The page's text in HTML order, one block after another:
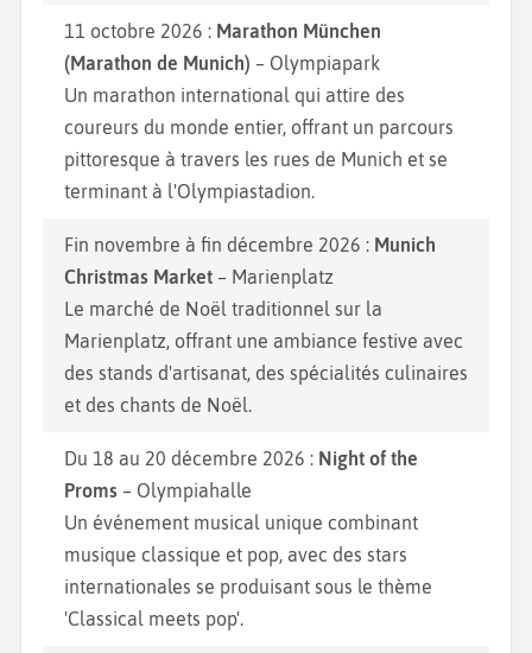
11 octobre 2026 : Marathon München
(Marathon de Munich) – Olympiapark
Un marathon international qui attire des
coureurs du monde entier, offrant un parcours
pittoresque à travers les rues de Munich et se
terminant à l'Olympiastadion.
Fin novembre à fin décembre 2026 : Munich
Christmas Market – Marienplatz
Le marché de Noël traditionnel sur la
Marienplatz, offrant une ambiance festive avec
des stands d'artisanat, des spécialités culinaires
et des chants de Noël.
Du 18 au 20 décembre 2026 : Night of the
Proms – Olympiahalle
Un événement musical unique combinant
musique classique et pop, avec des stars
internationales se produisant sous le thème
'Classical meets pop'.